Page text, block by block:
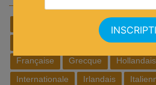
Chinoise
Française
Grecque
Internationale
Irlandais